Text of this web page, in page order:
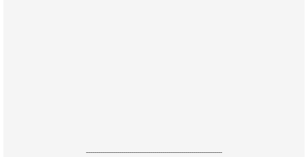
------------------------------------------------------------------